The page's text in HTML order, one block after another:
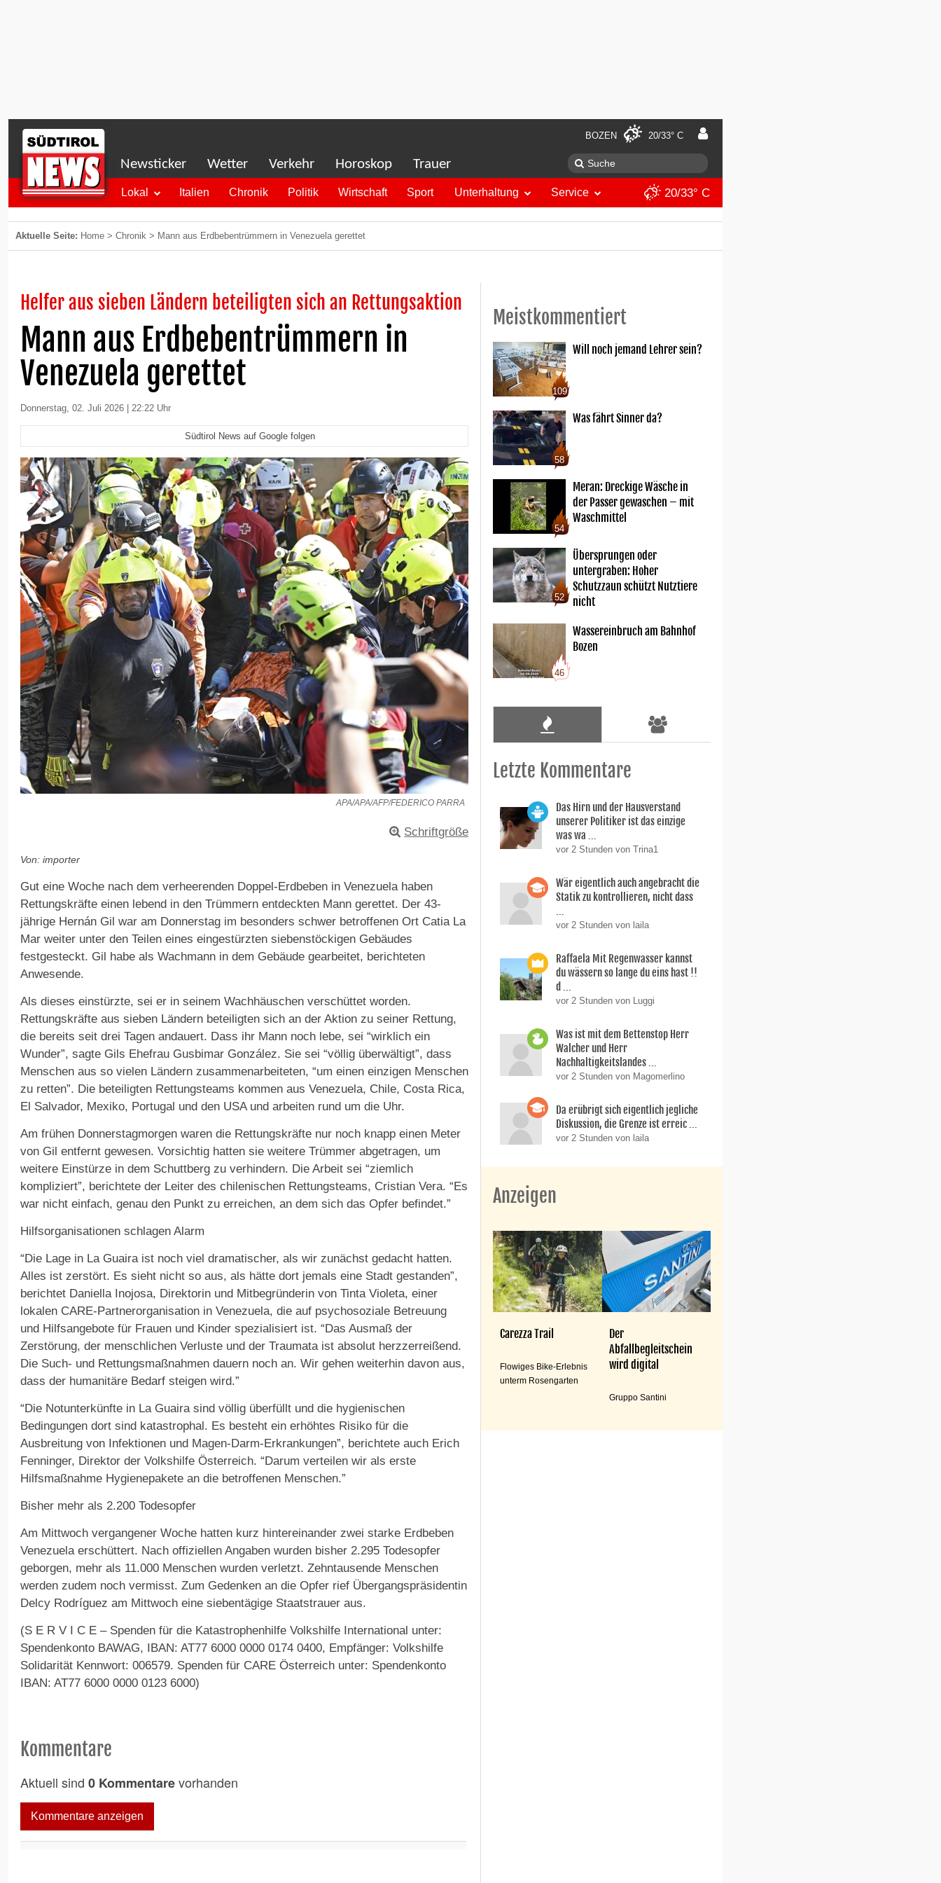
BOZEN 20/33° C
Newsticker Wetter Verkehr Horoskop Trauer
Lokal Italien Chronik Politik Wirtschaft Sport Unterhaltung Service 20/33° C
Aktuelle Seite: Home > Chronik > Mann aus Erdbebentrümmern in Venezuela gerettet
Helfer aus sieben Ländern beteiligten sich an Rettungsaktion
Mann aus Erdbebentrümmern in
Venezuela gerettet
Donnerstag, 02. Juli 2026 | 22:22 Uhr
Südtirol News auf Google folgen
APA/APA/AFP/FEDERICO PARRA
Schriftgröße
Von: importer
Gut eine Woche nach dem verheerenden Doppel-Erdbeben in Venezuela haben
Rettungskräfte einen lebend in den Trümmern entdeckten Mann gerettet. Der 43-
jährige Hernán Gil war am Donnerstag im besonders schwer betroffenen Ort Catia La
Mar weiter unter den Teilen eines eingestürzten siebenstöckigen Gebäudes
festgesteckt. Gil habe als Wachmann in dem Gebäude gearbeitet, berichteten
Anwesende.
Als dieses einstürzte, sei er in seinem Wachhäuschen verschüttet worden.
Rettungskräfte aus sieben Ländern beteiligten sich an der Aktion zu seiner Rettung,
die bereits seit drei Tagen andauert. Dass ihr Mann noch lebe, sei “wirklich ein
Wunder”, sagte Gils Ehefrau Gusbimar González. Sie sei “völlig überwältigt”, dass
Menschen aus so vielen Ländern zusammenarbeiteten, “um einen einzigen Menschen
zu retten”. Die beteiligten Rettungsteams kommen aus Venezuela, Chile, Costa Rica,
El Salvador, Mexiko, Portugal und den USA und arbeiten rund um die Uhr.
Am frühen Donnerstagmorgen waren die Rettungskräfte nur noch knapp einen Meter
von Gil entfernt gewesen. Vorsichtig hatten sie weitere Trümmer abgetragen, um
weitere Einstürze in dem Schuttberg zu verhindern. Die Arbeit sei “ziemlich
kompliziert”, berichtete der Leiter des chilenischen Rettungsteams, Cristian Vera. “Es
war nicht einfach, genau den Punkt zu erreichen, an dem sich das Opfer befindet.”
Hilfsorganisationen schlagen Alarm
“Die Lage in La Guaira ist noch viel dramatischer, als wir zunächst gedacht hatten.
Alles ist zerstört. Es sieht nicht so aus, als hätte dort jemals eine Stadt gestanden”,
berichtet Daniella Inojosa, Direktorin und Mitbegründerin von Tinta Violeta, einer
lokalen CARE-Partnerorganisation in Venezuela, die auf psychosoziale Betreuung
und Hilfsangebote für Frauen und Kinder spezialisiert ist. “Das Ausmaß der
Zerstörung, der menschlichen Verluste und der Traumata ist absolut herzzerreißend.
Die Such- und Rettungsmaßnahmen dauern noch an. Wir gehen weiterhin davon aus,
dass der humanitäre Bedarf steigen wird.”
“Die Notunterkünfte in La Guaira sind völlig überfüllt und die hygienischen
Bedingungen dort sind katastrophal. Es besteht ein erhöhtes Risiko für die
Ausbreitung von Infektionen und Magen-Darm-Erkrankungen”, berichtete auch Erich
Fenninger, Direktor der Volkshilfe Österreich. “Darum verteilen wir als erste
Hilfsmaßnahme Hygienepakete an die betroffenen Menschen.”
Bisher mehr als 2.200 Todesopfer
Am Mittwoch vergangener Woche hatten kurz hintereinander zwei starke Erdbeben
Venezuela erschüttert. Nach offiziellen Angaben wurden bisher 2.295 Todesopfer
geborgen, mehr als 11.000 Menschen wurden verletzt. Zehntausende Menschen
werden zudem noch vermisst. Zum Gedenken an die Opfer rief Übergangspräsidentin
Delcy Rodríguez am Mittwoch eine siebentägige Staatstrauer aus.
(S E R V I C E – Spenden für die Katastrophenhilfe Volkshilfe International unter:
Spendenkonto BAWAG, IBAN: AT77 6000 0000 0174 0400, Empfänger: Volkshilfe
Solidarität Kennwort: 006579. Spenden für CARE Österreich unter: Spendenkonto
IBAN: AT77 6000 0000 0123 6000)
Kommentare
Aktuell sind 0 Kommentarevorhanden
Kommentare anzeigen
Meistkommentiert
109
Will noch jemand Lehrer sein?
58
Was fährt Sinner da?
54
Meran: Dreckige Wäsche in
der Passer gewaschen – mit
Waschmittel
52
Übersprungen oder
untergraben: Hoher
Schutzzaun schützt Nutztiere
nicht
46
Wassereinbruch am Bahnhof
Bozen
Letzte Kommentare
Das Hirn und der Hausverstand
unserer Politiker ist das einzige
was wa ...
vor 2 Stunden von Trina1
Wär eigentlich auch angebracht die
Statik zu kontrollieren, nicht dass
...
vor 2 Stunden von laila
Raffaela Mit Regenwasser kannst
du wässern so lange du eins hast !!
d ...
vor 2 Stunden von Luggi
Was ist mit dem Bettenstop Herr
Walcher und Herr
Nachhaltigkeitslandes ...
vor 2 Stunden von Magomerlino
Da erübrigt sich eigentlich jegliche
Diskussion, die Grenze ist erreic ...
vor 2 Stunden von laila
Anzeigen
Carezza Trail
Flowiges Bike-Erlebnis
unterm Rosengarten
Der
Abfallbegleitschein
wird digital
Gruppo Santini